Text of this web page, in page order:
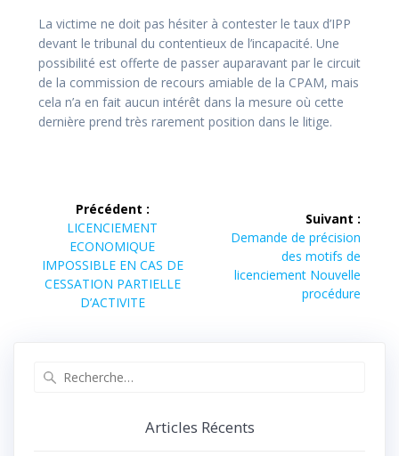
La victime ne doit pas hésiter à contester le taux d’IPP
devant le tribunal du contentieux de l’incapacité. Une
possibilité est offerte de passer auparavant par le circuit
de la commission de recours amiable de la CPAM, mais
cela n’a en fait aucun intérêt dans la mesure où cette
dernière prend très rarement position dans le litige.
Précédent :
LICENCIEMENT
ECONOMIQUE
IMPOSSIBLE EN CAS DE
CESSATION PARTIELLE
D’ACTIVITE
Suivant :
Demande de précision
des motifs de
licenciement Nouvelle
procédure
Articles Récents